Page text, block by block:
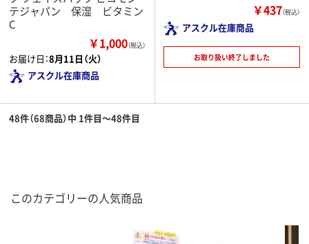
テジャパン 保湿 ビタミン
C
￥1,000（税込）
お届け日：8月11日（火）
アスクル在庫商品
￥437（税込）
アスクル在庫商品
お取り扱い終了しました
48件（68商品）中 1件目～48件目
このカテゴリーの人気商品